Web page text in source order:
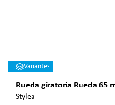
Variantes
Rueda giratoria Rueda 65
Stylea